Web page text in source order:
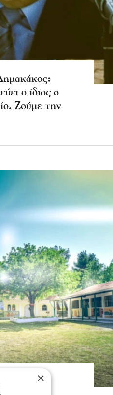
ο ίδιος ο
Ζούμε την
×